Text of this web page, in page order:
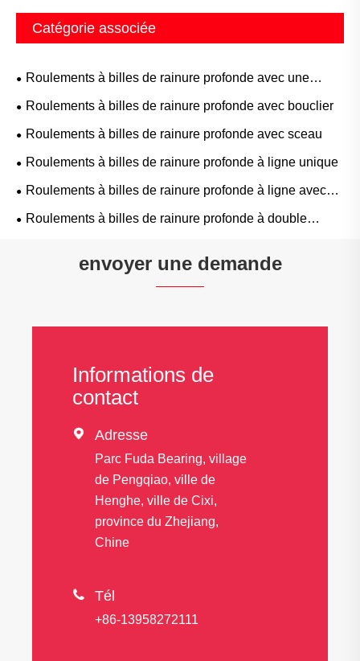
Catégorie associée
Roulements à billes de rainure profonde avec une
rainure à anneau
Roulements à billes de rainure profonde avec bouclier
Roulements à billes de rainure profonde avec sceau
Roulements à billes de rainure profonde à ligne unique
Roulements à billes de rainure profonde à ligne avec
des emplacements de remplissage
Roulements à billes de rainure profonde à double
envoyer une demande
Informations de
contact
 Adresse
Parc Fuda Bearing, village
de Pengqiao, ville de
Henghe, ville de Cixi,
province du Zhejiang,
Chine
 Tél
+86-13958272111